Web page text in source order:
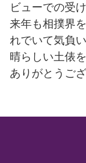
ビューでの受
来年も相撲界
れでいて気負
晴らしい土俵
ありがとうござ